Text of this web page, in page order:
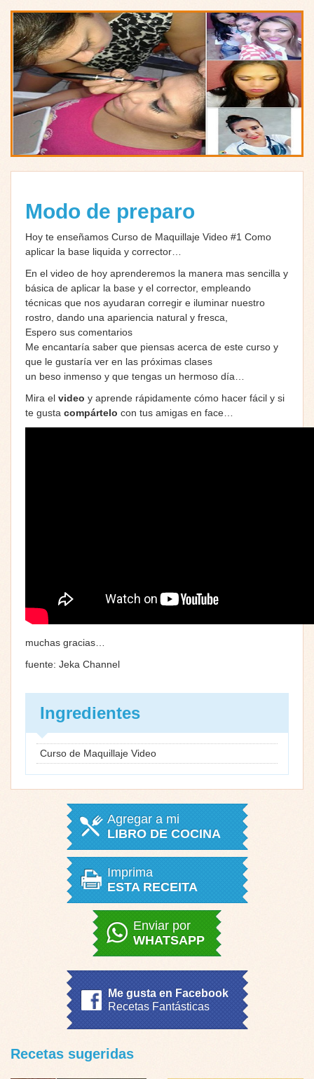
Modo de preparo
Hoy te enseñamos Curso de Maquillaje Video #1 Como
aplicar la base liquida y corrector…
En el video de hoy aprenderemos la manera mas sencilla y
básica de aplicar la base y el corrector, empleando
técnicas que nos ayudaran corregir e iluminar nuestro
rostro, dando una apariencia natural y fresca,
Espero sus comentarios
Me encantaría saber que piensas acerca de este curso y
que le gustaría ver en las próximas clases
un beso inmenso y que tengas un hermoso día…
Mira el video y aprende rápidamente cómo hacer fácil y si
te gusta compártelo con tus amigas en face…
muchas gracias…
fuente: Jeka Channel
Ingredientes
Curso de Maquillaje Video
Agregar a mi
LIBRO DE COCINA
Imprima
ESTA RECEITA
Enviar por
WHATSAPP
Me gusta en Facebook
Recetas Fantásticas
Recetas sugeridas